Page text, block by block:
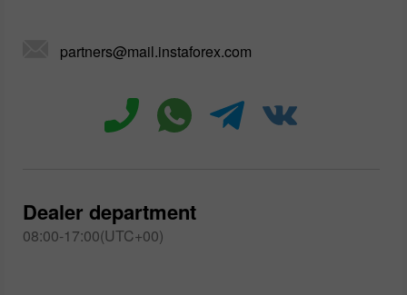
partners@mail.instaforex.com
Dealer department
08:00-17:00(UTC+00)